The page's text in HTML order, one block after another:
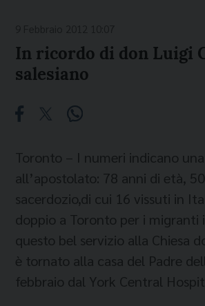
In ricordo di don Luigi
salesiano
Toronto – I numeri indicano
all’apostolato: 78 anni di età,
sacerdozio,di cui 16 vissuti in
doppio a Toronto per i migranti
questo bel servizio alla Chiesa
è tornato alla casa del Padre
febbraio dal York Central